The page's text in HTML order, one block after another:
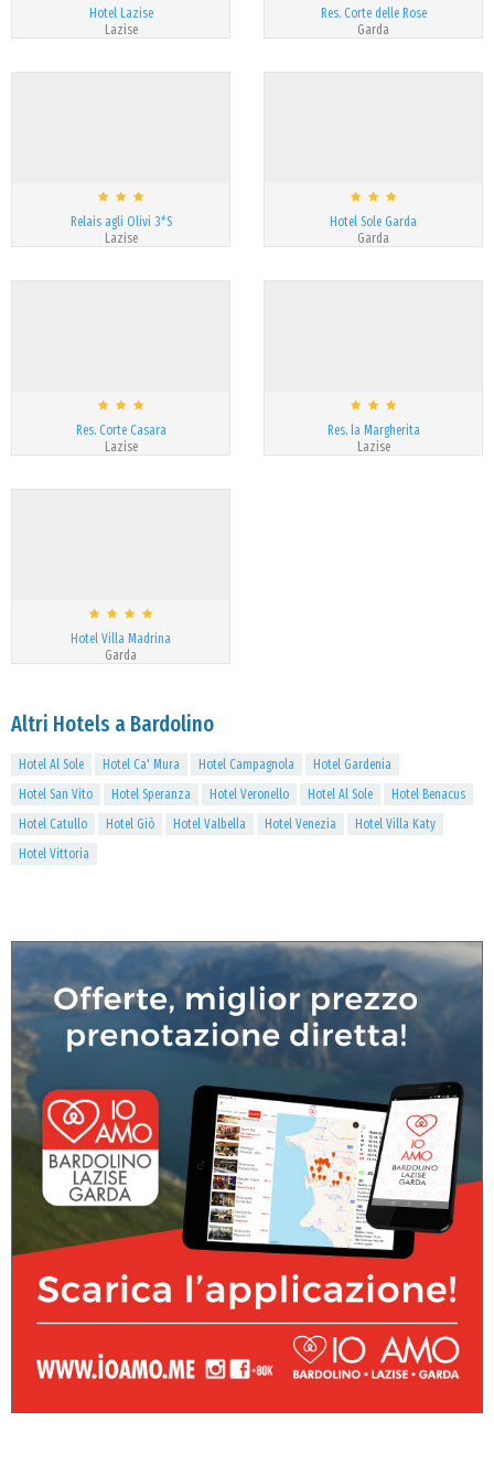
Hotel Lazise
Lazise
Res. Corte delle Rose
Garda
Relais agli Olivi 3*S
Lazise
Hotel Sole Garda
Garda
Res. Corte Casara
Lazise
Res. la Margherita
Lazise
Hotel Villa Madrina
Garda
Altri Hotels a Bardolino
Hotel Al Sole Hotel Ca' Mura Hotel Campagnola
Hotel Gardenia
Hotel San Vito
Hotel Speranza Hotel Veronello Hotel Al Sole
Hotel Benacus
Hotel Catullo
Hotel Giò Hotel Valbella Hotel Venezia
Hotel Villa Katy
Hotel Vittoria